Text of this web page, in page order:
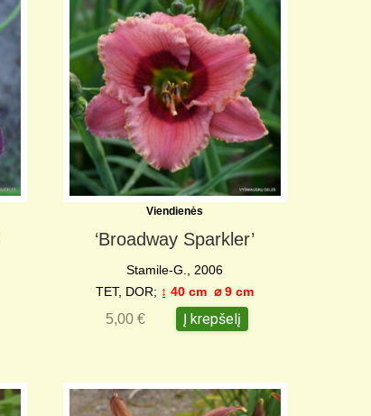
Viendienės
‘Broadway Sparkler’
Stamile-G., 2006
TET, DOR; ↨ 40 cm⌀ 9 cm
5,00 € Į krepšelį